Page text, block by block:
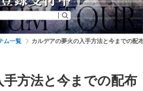
ム一覧 カルデアの夢火の入手方法と今までの配
方法と今までの配布